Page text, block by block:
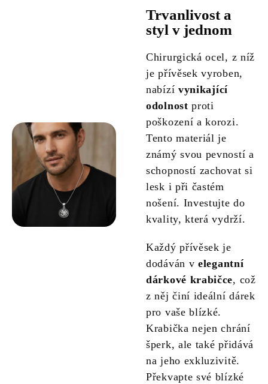
Trvanlivost a
styl v jednom
Chirurgická ocel, z níž
je přívěsek vyroben,
nabízí vynikající
odolnost proti
poškození a korozi.
Tento materiál je
známý svou pevností a
schopností zachovat si
lesk i při častém
nošení. Investujte do
kvality, která vydrží.
Každý přívěsek je
dodáván v elegantní
dárkové krabičce, což
z něj činí ideální dárek
pro vaše blízké.
Krabička nejen chrání
šperk, ale také přidává
na jeho exkluzivitě.
Překvapte své blízké